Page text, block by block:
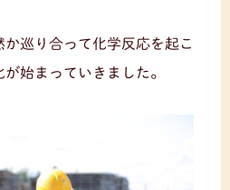
巡り合って化学反応を起こ
始まっていきました。